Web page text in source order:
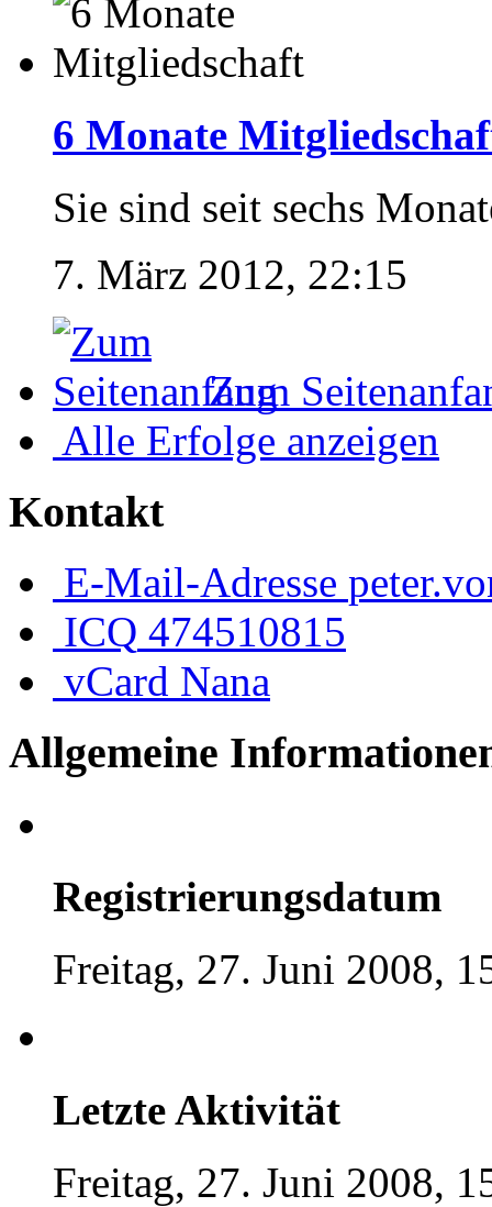
6 Monate
Sie sind seit sechs
7. März 2012, 22:15
Zum
Alle Erfolge anzeigen
Kontakt
E-Mail-Adresse
ICQ 474510815
vCard Nana
Allgemeine
Registrierungsdatum
Freitag, 27. Juni 2008,
Letzte Aktivität
Freitag, 27. Juni 2008,